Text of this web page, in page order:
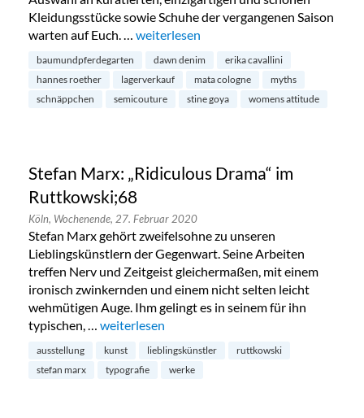
Kleidungsstücke sowie Schuhe der vergangenen Saison
warten auf Euch. … „Saison Sale bei MATA Cologne im
weiterlesen
baumundpferdegarten dawn denim
erika cavallini
hannes roether
lagerverkauf mata cologne
myths
schnäppchen
semicouture stine goya womens attitude
Stefan Marx: „Ridiculous Drama“ im
Ruttkowski;68
Köln, Wochenende, 27. Februar 2020
Stefan Marx gehört zweifelsohne zu unseren
Lieblingskünstlern der Gegenwart. Seine Arbeiten
treffen Nerv und Zeitgeist gleichermaßen, mit einem
ironisch zwinkernden und einem nicht selten leicht
wehmütigen Auge. Ihm gelingt es in seinem für ihn
typischen, … „Stefan Marx: „Ridiculous Drama“ im
weiterlesen
ausstellung kunst lieblingskünstler
ruttkowski
stefan marx
typografie werke